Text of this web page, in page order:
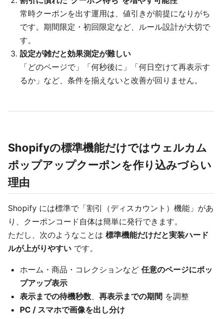
常時クーポンを出す運用は、値引きが前提になりがち
です。期間限定・初回限定など、ルール設計が大切で
す。
設定が雑だと効果測定が難しい
「どのページで」「何秒後に」「何日空けて再表示す
るか」など、条件を揃えないと改善が回りません。
Shopifyの標準機能だけではウェルカム
ポップアップクーポンを作り込みづらい
理由
Shopify には標準で「割引（ディスカウント）機能」があ
り、クーポンコード自体は簡単に発行できます。
ただし、次のようなことは 標準機能だけだと実装ハード
ルが上がりやすい です。
ホーム・商品・コレクションなど 任意のページにポッ
プアップ表示
表示までの待機秒数、 再表示までの期間 を調整
PC / スマホで画像を出し分け